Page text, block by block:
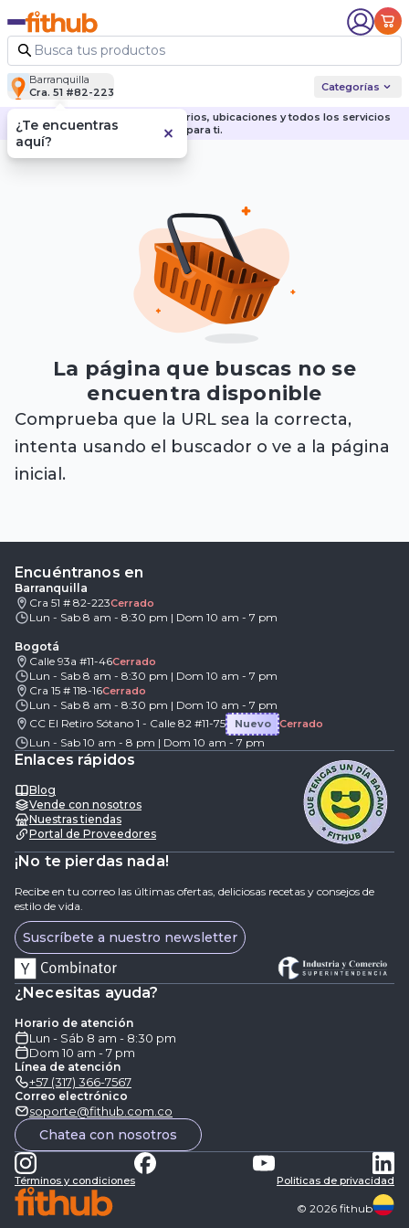
Barranquilla
Cra. 51 #82-223
Categorías
Descubre nuestras sedes, horarios, ubicaciones y todos los servicios
para ti.
La página que buscas no se
encuentra disponible
Comprueba que la URL sea la correcta,
intenta usando el buscador o ve a la página
inicial.
Encuéntranos en
Barranquilla
Cra 51 # 82-223Cerrado
Lun - Sab 8 am - 8:30 pm | Dom 10 am - 7 pm
Bogotá
Calle 93a #11-46Cerrado
Lun - Sab 8 am - 8:30 pm | Dom 10 am - 7 pm
Cra 15 # 118-16Cerrado
Lun - Sab 8 am - 8:30 pm | Dom 10 am - 7 pm
CC El Retiro Sótano 1 - Calle 82 #11-75
Nuevo Cerrado
Lun - Sab 10 am - 8 pm | Dom 10 am - 7 pm
Enlaces rápidos
Blog
Vende con nosotros
Nuestras tiendas
Portal de Proveedores
¡No te pierdas nada!
Recibe en tu correo las últimas ofertas, deliciosas recetas y consejos de
estilo de vida.
Suscríbete a nuestro newsletter
¿Necesitas ayuda?
Horario de atención
Lun - Sáb 8 am - 8:30 pm
Dom 10 am - 7 pm
Línea de atención
+57 (317) 366-7567
Correo electrónico
soporte@fithub.com.co
Chatea con nosotros
Términos y condiciones Politicas de privacidad
© 2026 fithub
¿Te encuentras
aquí?